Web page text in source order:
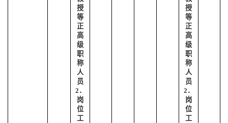
授
等
正
高
级
职
称
人
员
2 ．
岗
位
工
授
等
正
高
级
职
称
人
员
2 ．
岗
位
工